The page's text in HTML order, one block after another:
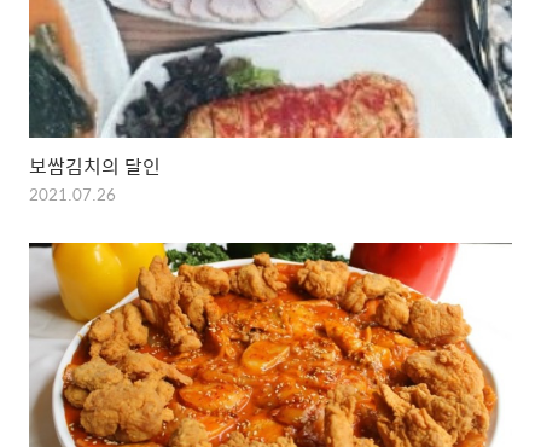
보쌈김치의 달인
2021.07.26